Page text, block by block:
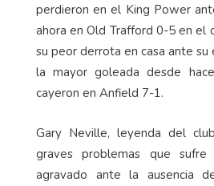
perdieron en el King Power
ahora en Old Trafford 0-5 en el
su peor derrota en casa ante
la mayor goleada desde
cayeron en Anfield 7-1.
Gary Neville, leyenda del
graves problemas que
agravado ante la ausencia